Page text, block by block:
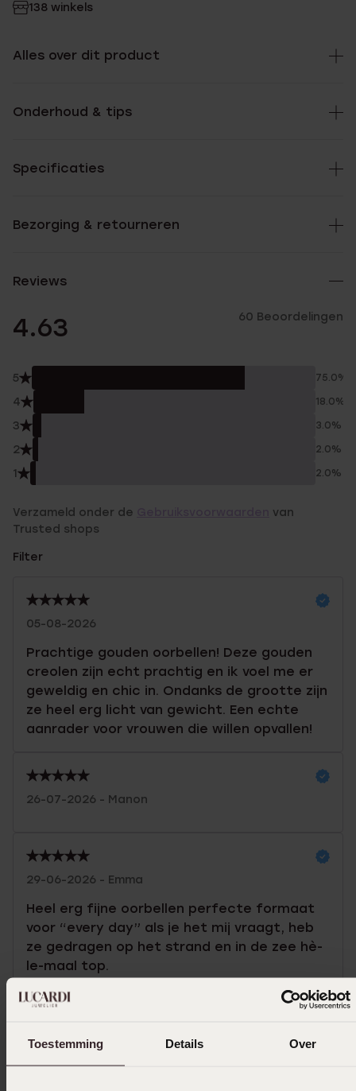
Toestemming Details Over
138 winkels
Alles over dit product
Onderhoud & tips
Specificaties
Bezorging & retourneren
Reviews
4.63 60 Beoordelingen
5 75.0%
4 18.0%
3 3.0%
2 2.0%
1 2.0%
Verzameld onder de
van
Trusted shops
Filter
05-08-2026
Prachtige gouden oorbellen! Deze gouden
creolen zijn echt prachtig en ik voel me er
geweldig en chic in. Ondanks de grootte zijn
ze heel erg licht van gewicht. Een echte
aanrader voor vrouwen die willen opvallen!
26-07-2026 - Manon
29-06-2026 - Emma
Heel erg fijne oorbellen perfecte formaat
voor “every day” als je het mij vraagt, heb
ze gedragen op het strand en in de zee hè-
le-maal top.